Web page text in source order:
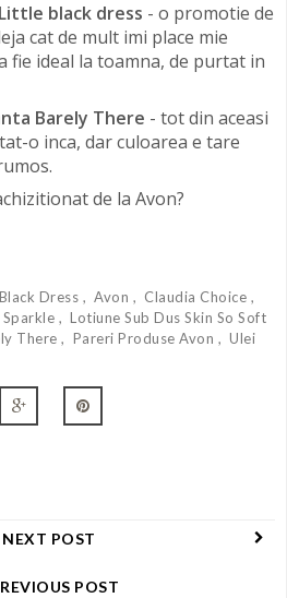
black dress - o promotie de
cat de mult imi place mie
fie ideal la toamna, de purtat in
Barely There - tot din aceasi
o inca, dar culoarea e tare
de la Avon?
Dress Avon
Claudia Choice
Lotiune Sub Dus Skin So Soft
There Pareri Produse Avon
Ulei
NEXT POST
POST